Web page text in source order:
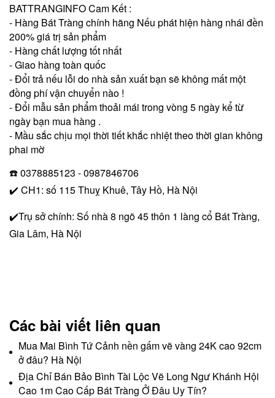
BATTRANGINFO Cam Kết :
- Hàng Bát Tràng chính hãng Nếu phát hiện hàng nhái đền
200% giá trị sản phẩm
- Hàng chất lượng tốt nhất
- Giao hàng toàn quốc
- Đổi trả nếu lỗi do nhà sản xuất bạn sẽ không mất một
đồng phí vận chuyển nào !
- Đổi mẫu sản phẩm thoải mái trong vòng 5 ngày kể từ
ngày bạn mua hàng .
- Mầu sắc chịu mọi thời tiết khắc nhiệt theo thời gian không
phai mờ
☎️ 0378885123 - 0987846706
✔️ CH1: số 115 Thuỵ Khuê, Tây Hồ, Hà Nội
✔️Trụ sở chính: Số nhà 8 ngõ 45 thôn 1 làng cổ Bát Tràng,
Gia Lâm, Hà Nội
Các bài viết liên quan
Mua Mai Bình Tứ Cảnh nền gấm vẽ vàng 24K cao 92cm
ở đâu? Hà Nội
Địa Chỉ Bán Bảo Bình Tài Lộc Vẽ Long Ngư Khánh Hội
Cao 1m Cao Cấp Bát Tràng Ở Đâu Uy Tín?